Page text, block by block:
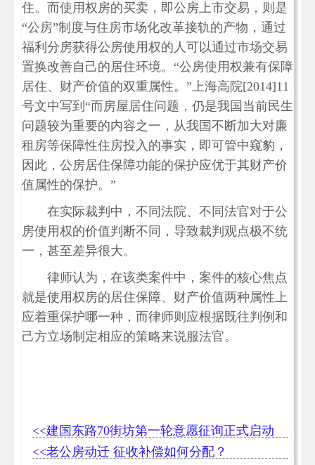
住。而使用权房的买卖，即公房上市交易，则是
“公房”制度与住房市场化改革接轨的产物，通过
福利分房获得公房使用权的人可以通过市场交易
置换改善自己的居住环境。“公房使用权兼有保障
居住、财产价值的双重属性。”上海高院[2014]11
号文中写到“而房屋居住问题，仍是我国当前民生
问题较为重要的内容之一，从我国不断加大对廉
租房等保障性住房投入的事实，即可管中窥豹，
因此，公房居住保障功能的保护应优于其财产价
值属性的保护。”
在实际裁判中，不同法院、不同法官对于公
房使用权的价值判断不同，导致裁判观点极不统
一，甚至差异很大。
律师认为，在该类案件中，案件的核心焦点
就是使用权房的居住保障、财产价值两种属性上
应着重保护哪一种，而律师则应根据既往判例和
己方立场制定相应的策略来说服法官。
<<建国东路70街坊第一轮意愿征询正式启动
<<老公房动迁 征收补偿如何分配？